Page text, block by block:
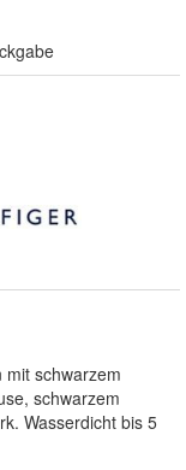
mit schwarzem
schwarzem
Wasserdicht bis 5